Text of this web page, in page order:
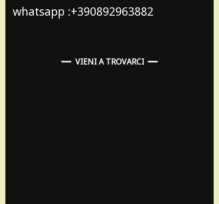
whatsapp :+390892963882
VIENI A TROVARCI